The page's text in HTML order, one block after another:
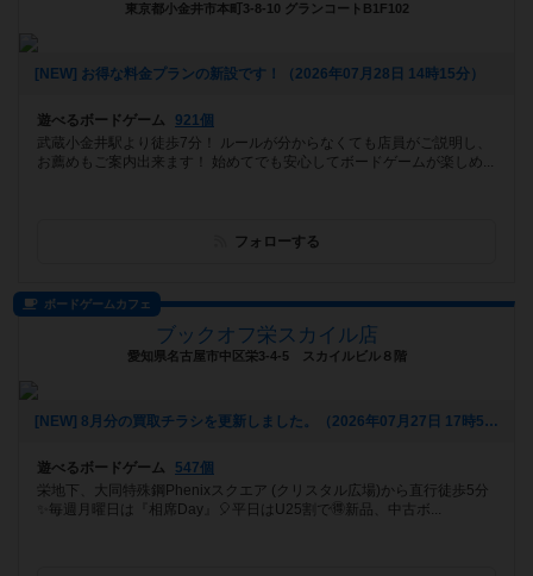
東京都小金井市本町3-8-10 グランコートB1F102
[NEW] お得な料金プランの新設です！（2026年07月28日 14時15分）
遊べるボードゲーム
921個
武蔵小金井駅より徒歩7分！ ルールが分からなくても店員がご説明し、
お薦めもご案内出来ます！ 始めてでも安心してボードゲームが楽しめ...
フォローする
ボードゲームカフェ
ブックオフ栄スカイル店
愛知県名古屋市中区栄3-4-5 スカイルビル８階
[NEW] 8月分の買取チラシを更新しました。（2026年07月27日 17時53分）
遊べるボードゲーム
547個
栄地下、大同特殊鋼Phenixスクエア (クリスタル広場)から直行徒歩5分
✨毎週月曜日は『相席Day』🎈平日はU25割で🉐新品、中古ボ...